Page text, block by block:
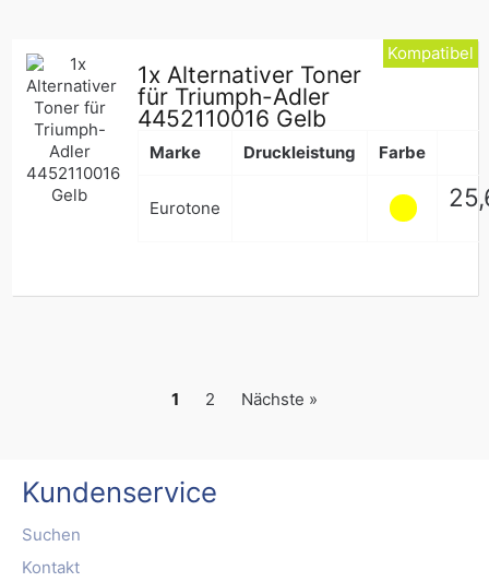
1x Alternativer Toner
für Triumph-Adler
4452110016 Gelb
Marke Druckleistung Farbe
Eurotone
Kompatibel
1 2 Nächste »
Kundenservice
Suchen
Kontakt